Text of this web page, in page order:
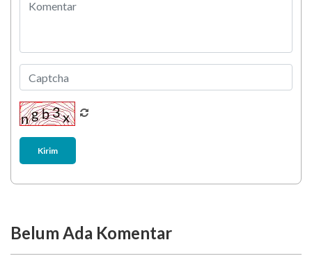
Kirim
Belum Ada Komentar